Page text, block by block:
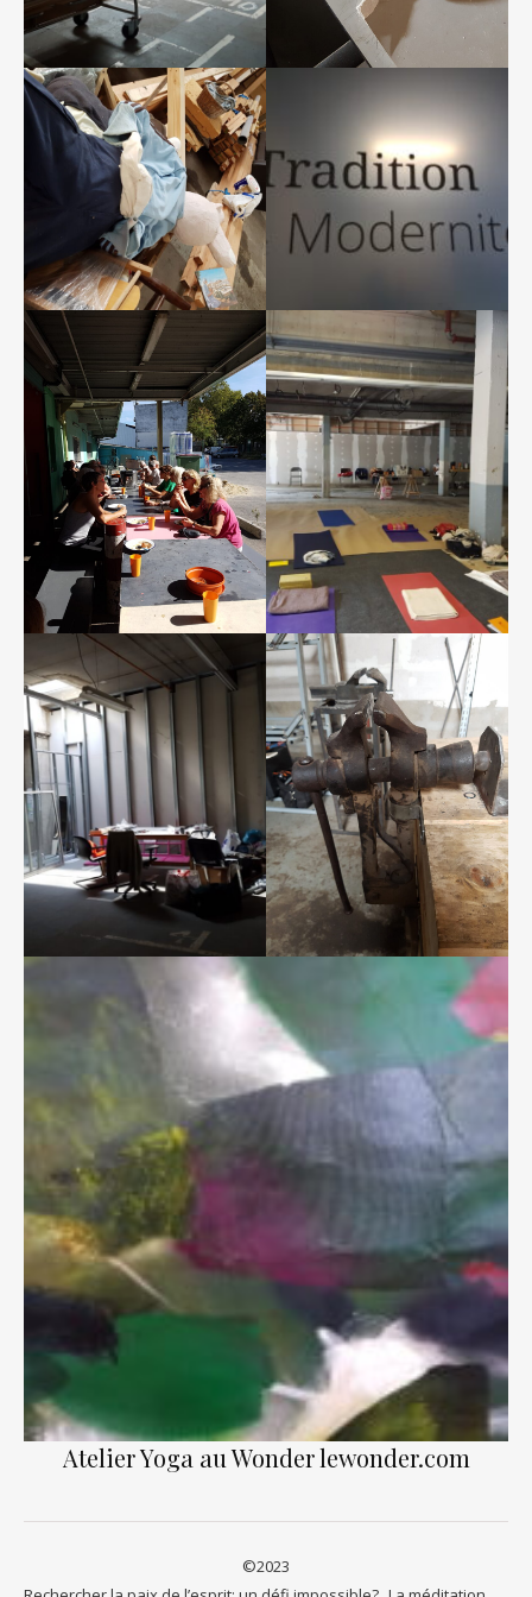
Atelier Yoga au Wonder lewonder.com
©2023